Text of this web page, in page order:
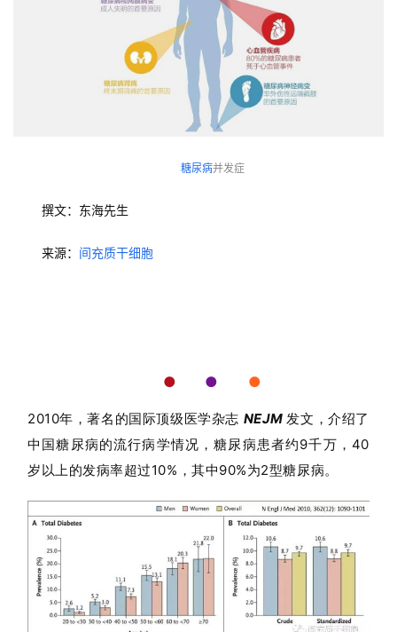
糖尿病并发症
撰文：东海先生
来源： 间充质干细胞
● ● ●
2010年，著名的国际顶级医学杂志 NEJM发文，介绍了
中国糖尿病的流行病学情况，糖尿病患者约9千万，40
岁以上的发病率超过10%，其中90%为2型糖尿病。